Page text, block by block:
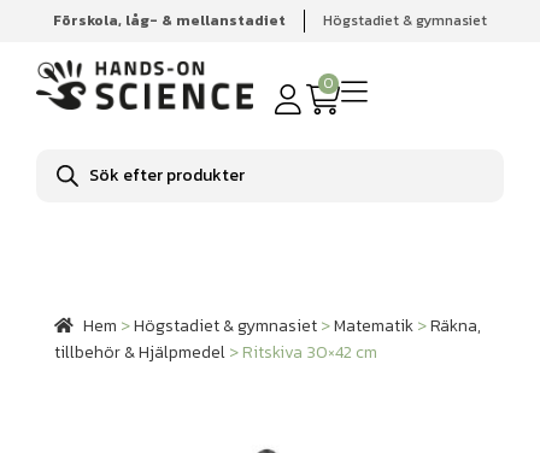
Förskola, låg- & mellanstadiet Högstadiet & gymnasiet
0
Produktsökning
Hem Högstadiet & gymnasiet Matematik
Räkna,
tillbehör & Hjälpmedel
Hem >Högstadiet & gymnasiet>Matematik>Räkna,
tillbehör & Hjälpmedel>Ritskiva 30×42 cm